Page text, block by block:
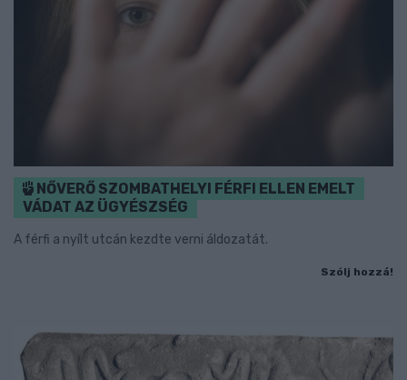
NŐVERŐ SZOMBATHELYI FÉRFI ELLEN EMELT
VÁDAT AZ ÜGYÉSZSÉG
A férfi a nyílt utcán kezdte verni áldozatát.
Szólj hozzá!